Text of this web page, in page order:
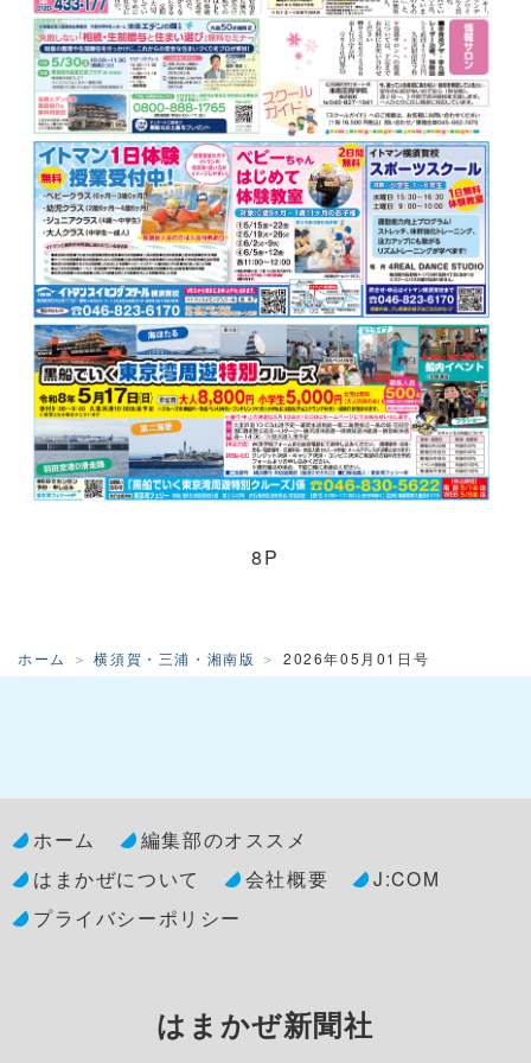
8P
ホーム 横須賀・三浦・湘南版 2026年05月01日号
ホーム
編集部のオススメ
はまかぜについて
会社概要
J:COM
プライバシーポリシー
はまかぜ新聞社